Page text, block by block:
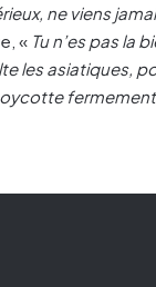
ne viens
« Tu n’es pas la
les asiatiques,